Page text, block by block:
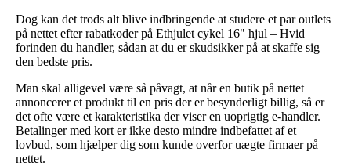
Dog kan det trods alt blive indbringende at studere et par outlets
på nettet efter rabatkoder på Ethjulet cykel 16" hjul – Hvid
forinden du handler, sådan at du er skudsikker på at skaffe sig
den bedste pris.
Man skal alligevel være så påvagt, at når en butik på nettet
annoncerer et produkt til en pris der er besynderligt billig, så er
det ofte være et karakteristika der viser en uoprigtig e-handler.
Betalinger med kort er ikke desto mindre indbefattet af et
lovbud, som hjælper dig som kunde overfor uægte firmaer på
nettet.